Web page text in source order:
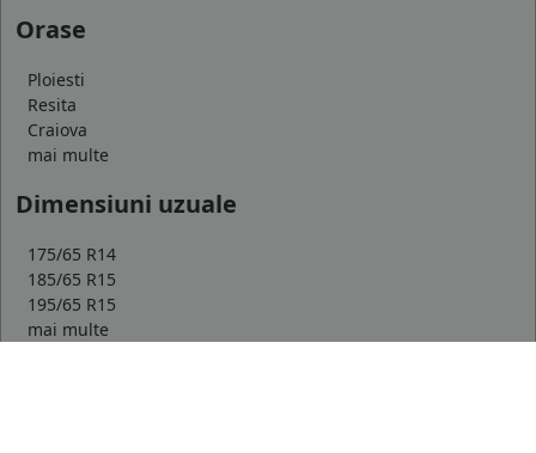
Orase
Ploiesti
Resita
Craiova
mai multe
Dimensiuni uzuale
175/65 R14
185/65 R15
195/65 R15
mai multe